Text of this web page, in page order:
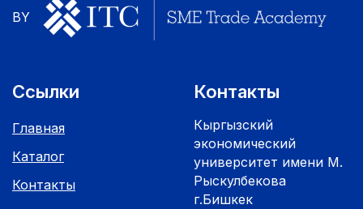
BY
Ссылки
Главная
Каталог
Контакты
Контакты
Кыргызский
экономический
университет имени М.
Рыскулбекова
г.Бишкек